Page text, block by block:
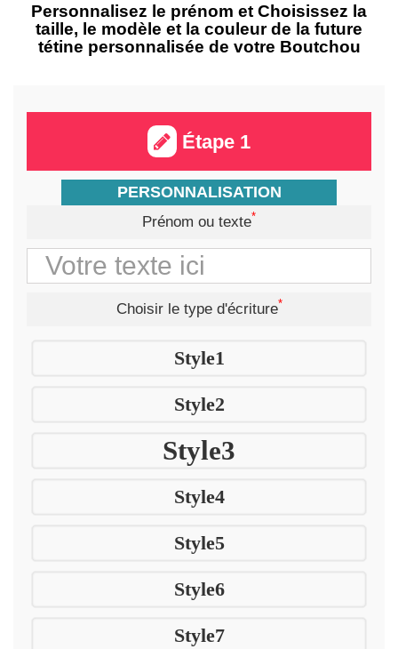
Personnalisez le prénom et Choisissez la
taille, le modèle et la couleur de la future
tétine personnalisée de votre Boutchou
Étape 1
PERSONNALISATION
Prénom ou texte*
Choisir le type d'écriture*
Style1
Style2
Style3
Style4
Style5
Style6
Style7